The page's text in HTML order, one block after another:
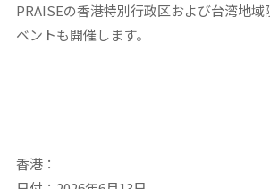
PRAISEの香港特別行政区および台湾地域
ベントも開催します。
香港：